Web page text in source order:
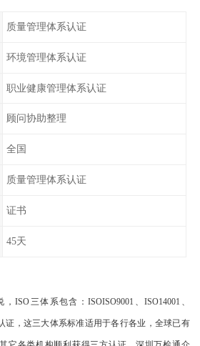
质量管理体系认证
环境管理体系认证
职业健康管理体系认证
顾问协助整理
全国
质量管理体系认证
证书
45天
ISO三体系包含：ISOISO9001、ISO14001、
证，这三大体系标准适用于各行各业，全球已有